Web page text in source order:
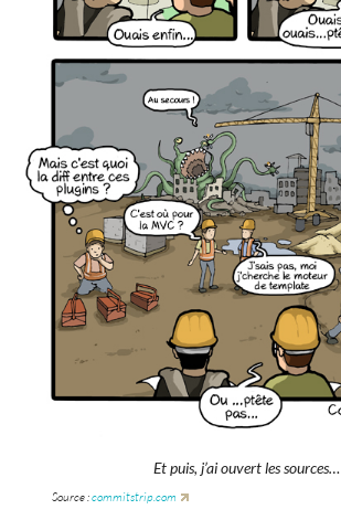
Et puis, j’ai ouvert les sources…
Source :commitstrip.com